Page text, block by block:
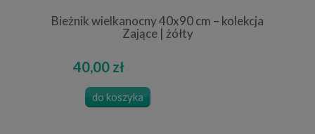
Bieżnik wielkanocny 40x90 cm – kolekcja
Zające | żółty
40,00 zł
do koszyka